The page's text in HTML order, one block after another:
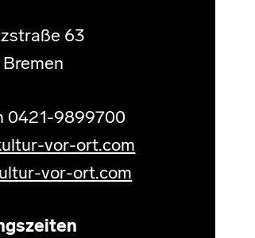
63
0421-9899700
vor-ort.com
vor-ort.com